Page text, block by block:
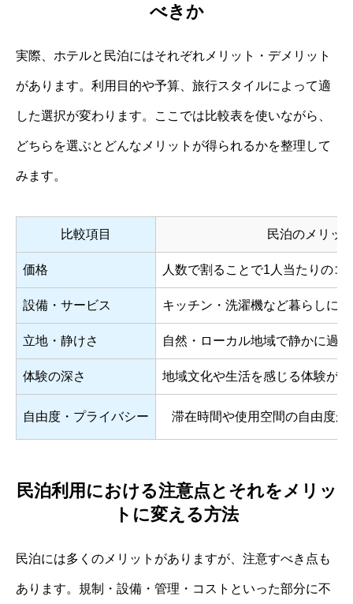
べきか
実際、ホテルと民泊にはそれぞれメリット・デメリット
があります。利用目的や予算、旅行スタイルによって適
した選択が変わります。ここでは比較表を使いながら、
どちらを選ぶとどんなメリットが得られるかを整理して
みます。
比較項目 民泊のメリッ
価格 人数で割ることで1人当たりのコ
設備・サービス キッチン・洗濯機など暮らしに
立地・静けさ 自然・ローカル地域で静かに過
体験の深さ 地域文化や生活を感じる体験が
自由度・プライバシー 滞在時間や使用空間の自由度が
民泊利用における注意点とそれをメリッ
トに変える方法
民泊には多くのメリットがありますが、注意すべき点も
あります。規制・設備・管理・コストといった部分に不